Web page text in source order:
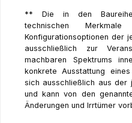
** Die in den
technischen
Konfigurationsoptionen der
ausschließlich zur
machbaren Spektrums
konkrete Ausstattung
sich ausschließlich aus der
und kann von den
Änderungen und Irrtümer